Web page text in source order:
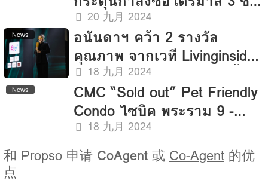
โอกาสทองคนอยากมีบ้านและ
คอนโดพร้อมอยู่ ส่งโปรโมชั่น
ANANDA PAY DAY #แจกโค้ด
รับโปรเพิ่ม VISA GIFT CARD
สูงสุดมูลค่า 50,000 บ.
20 九月 2024
News อนันดาฯ คว้า 2 รางวัล
คุณภาพ จากเวที Livinginsider
Developer Awards 2024 ย้ำ
แบรนด์ที่อยู่อาศัยเพื่อคนเมือง
ที่โดดเด่นด้านการออกแบบ
และฟังก์ชันการใช้งานที่มี
ประสิทธิภาพ
18 九月 2024
News CMC “Sold out” Pet Friendly
Condo ไซบิค พระราม 9 -
รามคำแหง 24 เตรียมเปิด
โครงการแนวสูงแห่งใหม่
18 九月 2024
和 Propso 申请 CoAgent 或 Co-Agent 的优
点